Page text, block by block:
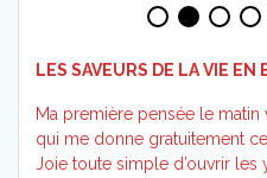
LES SAVEURS DE LA VIE EN
Ma première pensée le matin
qui me donne gratuitement
Joie toute simple d’ouvrir les